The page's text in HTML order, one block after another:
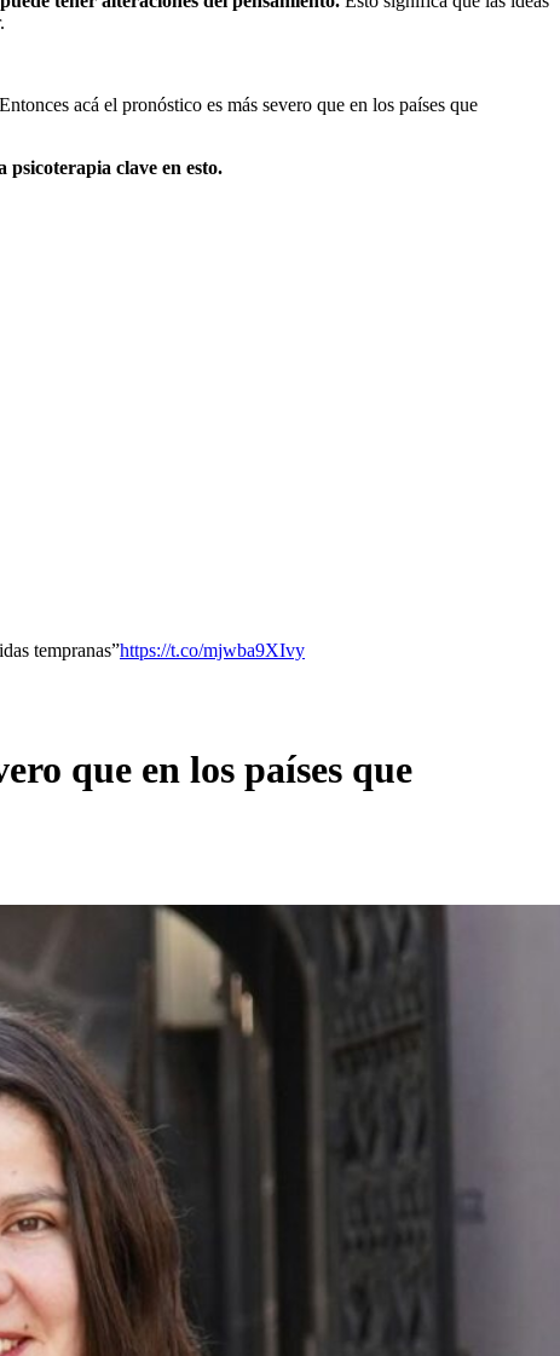
acá el pronóstico es más severo que en los países que
psicoterapia clave en esto.
tempranas”https://t.co/mjwba9XIvy
que en los países que